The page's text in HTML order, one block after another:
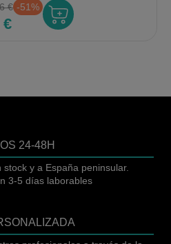
€ -51%
€
24-48H
y a España peninsular.
3-5 días laborables